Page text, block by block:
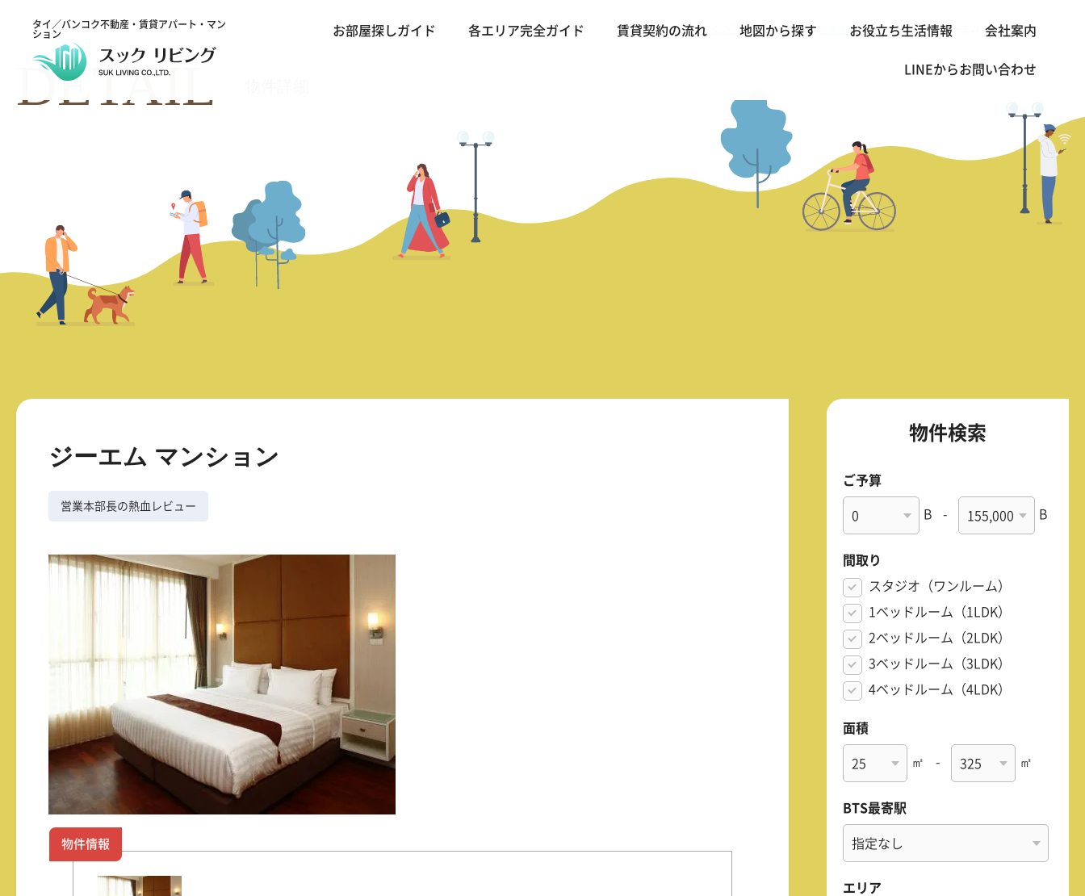
タイ／バンコク不動産・賃貸アパート・マン
ション
お部屋探しガイド 各エリア完全ガイド 賃貸契約の流れ 地図から探す お役立ち生活情報 会社案内
LINEからお問い合わせ
バンコクの不動産・賃貸 TOP> 営業本部長の熱血レビュー>ジーエム マンション
DETAIL
ジーエム マンション
営業本部長の熱血レビュー
物件情報
物件検索
ご予算
B - B
間取り
スタジオ（ワンルーム）
1ベッドルーム（1LDK）
2ベッドルーム（2LDK）
3ベッドルーム（3LDK）
4ベッドルーム（4LDK）
面積
㎡ - ㎡
BTS最寄駅
エリア